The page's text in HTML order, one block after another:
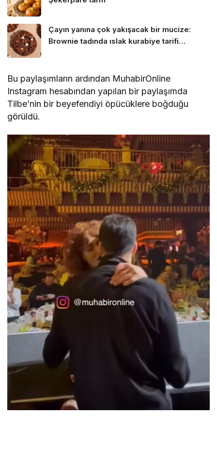
Çayın yanına çok yakışacak bir mucize:
Brownie tadında ıslak kurabiye tarifi…
Bu paylaşımların ardından MuhabirOnline
Instagram hesabından yapılan bir paylaşımda
Tilbe’nin bir beyefendiyi öpücüklere boğduğu
görüldü.